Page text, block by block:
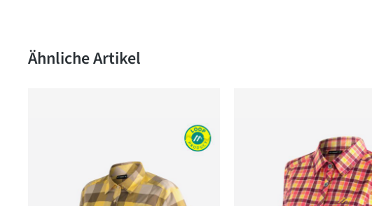
Produktgalerie überspringen
Ähnliche Artikel